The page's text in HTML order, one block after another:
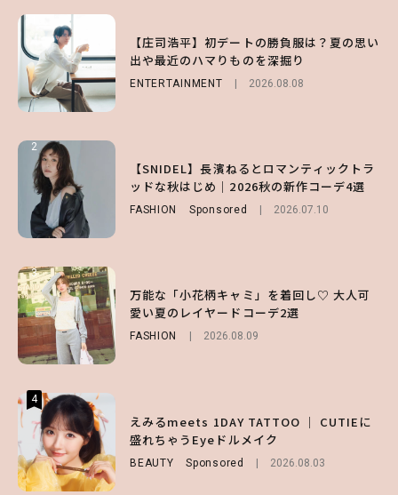
【庄司浩平】初デートの勝負服は？夏の思い
出や最近のハマりものを深掘り
ENTERTAINMENT 2026.08.08
2
【SNIDEL】長濱ねるとロマンティックトラ
ッドな秋はじめ｜2026秋の新作コーデ4選
FASHION Sponsored 2026.07.10
3
万能な「小花柄キャミ」を着回し♡ 大人可
愛い夏のレイヤードコーデ2選
FASHION 2026.08.09
4
えみるmeets 1DAY TATTOO ｜ CUTIEに
盛れちゃうEyeドルメイク
BEAUTY Sponsored 2026.08.03
【森香澄】理想のスタイルはどう作る？体型
キープの秘訣や夏の過ごし方など独占インタ
ビュー！
2
【庄司浩平】初デートの勝負服は？夏の思い
出や最近のハマりものを深掘り
ENTERTAINMENT 2026.08.08
3
【SNIDEL】長濱ねるとロマンティックトラ
ッドな秋はじめ｜2026秋の新作コーデ4選
FASHION Sponsored
4
【大原優乃】夏メイクはプレイフルに！ドキ
ッとしちゃう色っぽ“うるみ目”のつくり方
BEAUTY 2026.08.01
【SNIDEL】長濱ねるとロマンティックトラ
ッドな秋はじめ｜2026秋の新作コーデ4選
FASHION Sponsored 2026.07.10
2
【付録】総柄ハローキティが可愛すぎ♡ 紀
ノ国屋コラボの“優秀保冷バッグ”は夏の強
い味方！【オトナミューズ9月号増刊】
3
【谷まりあ】夏は“シアースカート”でさり
げなく肌見せ！透け感のニュアンスを楽しめ
るマストハブアイテム4選
4
第1弾の気になるメニュー＆限定グッズを総
チェック！
2026.07.31